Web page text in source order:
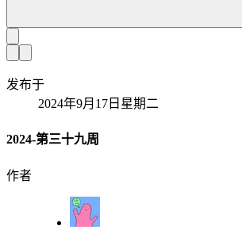
发布于
2024年9月17日星期二
2024-第三十九周
作者